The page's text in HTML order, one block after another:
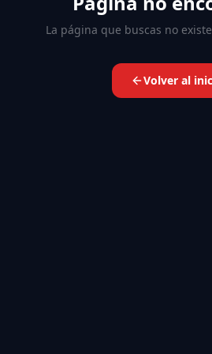
La página que buscas no
Volver al